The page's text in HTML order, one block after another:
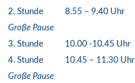
2. Stunde
8.55 – 9.40 Uhr
Große Pause
3. Stunde
10.00 -10.45 Uhr
4. Stunde
10.45 – 11.30 Uhr
Große Pause